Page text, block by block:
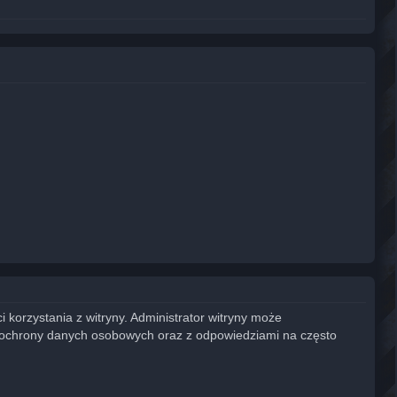
z witryny. Administrator witryny może
danych osobowych oraz z odpowiedziami na często